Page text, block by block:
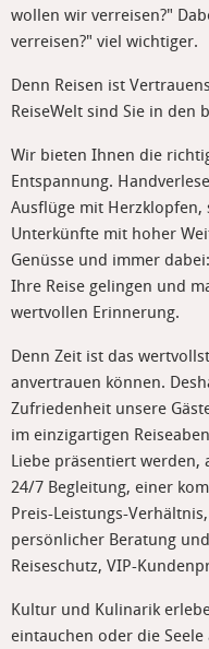
wollen wir verreisen?"
verreisen?" viel wichtiger.
Denn Reisen ist
ReiseWelt sind Sie in den
Wir bieten Ihnen die
Entspannung.
Ausflüge mit Herzklopfen,
Unterkünfte mit hoher
Genüsse und immer
Ihre Reise gelingen und
wertvollen Erinnerung.
Denn Zeit ist das
anvertrauen können.
Zufriedenheit unsere
im einzigartigen
Liebe präsentiert werden,
24/7 Begleitung, einer
Preis-Leistungs-
persönlicher Beratung
Reiseschutz, VIP-
Kultur und Kulinarik
eintauchen oder die